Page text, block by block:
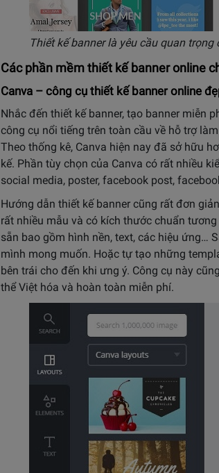
Thiết kế banner là yêu cầu quan trọng
Các phần mềm thiết kế banner online
Canva – công cụ thiết kế banner online
Nhắc đến thiết kế banner, tạo banner miễn
công cụ nổi tiếng trên toàn cầu về hỗ trợ
Theo thống kê, Canva hiện nay đã sở hữu
kế. Phần tùy chọn của Canva có rất nhiều
social media, poster, facebook post,
Hướng dẫn thiết kế banner cũng rất đơn
rất nhiều mẫu và có kích thước chuẩn
sẵn bao gồm hình nền, text, các hiệu ứng…
mình mong muốn. Hoặc tự tạo những
bên trái cho đến khi ưng ý. Công cụ này
thể Việt hóa và hoàn toàn miễn phí.